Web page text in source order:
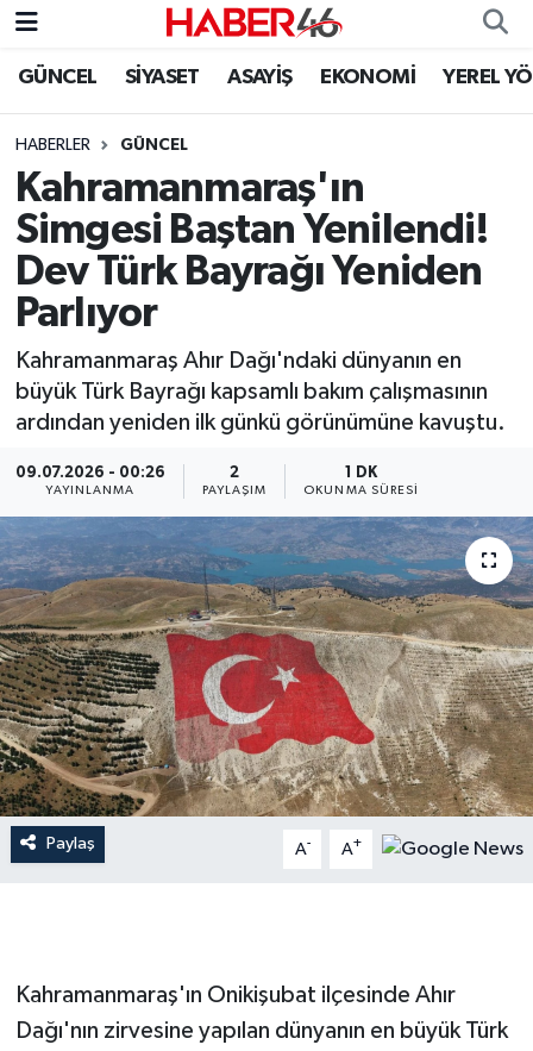
GÜNCEL SİYASET ASAYİŞ EKONOMİ YEREL
HABERLER GÜNCEL
Kahramanmaraş'ın
Simgesi Baştan Yenilendi!
Dev Türk Bayrağı Yeniden
Parlıyor
Kahramanmaraş Ahır Dağı'ndaki dünyanın en
büyük Türk Bayrağı kapsamlı bakım çalışmasının
ardından yeniden ilk günkü görünümüne kavuştu.
09.07.2026 - 00:26
YAYINLANMA
2
PAYLAŞIM
1 DK
OKUNMA SÜRESI
Paylaş A- A+
Kahramanmaraş'ın Onikişubat ilçesinde Ahır
Dağı'nın zirvesine yapılan dünyanın en büyük Türk
GÜNCEL
SİYASET
EKONOMİ
SPOR
YAŞAM
TEKNOLOJİ
EĞİTİM
İLÇE HABERLERİ
KÜLTÜR-SANAT
KSÜ
DÜNYA
ROPORTAJ
YEREL YÖNETİM
Nöbetçi Eczaneler
Hava Durumu
Kahramanmaraş Namaz Vakitleri
Trafik Durumu
Süper Lig Puan Durumu ve Fikstür
Tüm Manşetler
Haber Arşivi